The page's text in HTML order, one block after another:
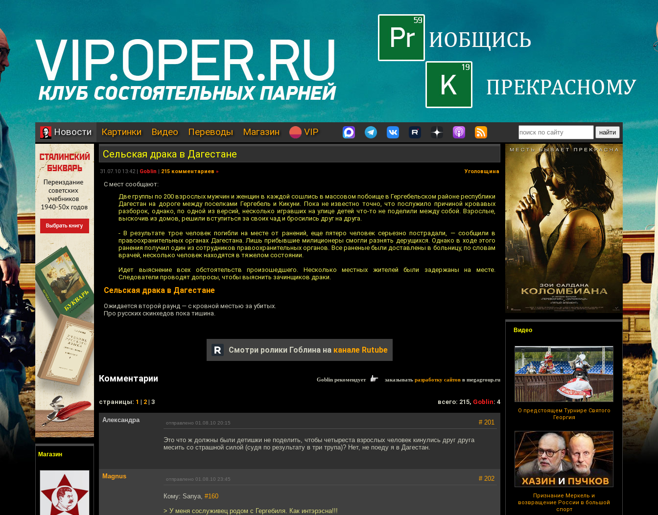
Новости Картинки Видео Переводы Магазин VIP
Магазин
Видео
О предстоящем Турнире Святого
Георгия
Признание Меркель и
возвращение России в большой
спорт
Сельская драка в Дагестане
31.07.10 13:42 | Goblin | 215 комментариев » Уголовщина
С мест сообщают:
Две группы по 200 взрослых мужчин и женщин в каждой сошлись в массовом побоище в Гергебельском районе республики
Дагестан на дороге между поселками Гергебель и Кикуни. Пока не известно точно, что послужило причиной кровавых
разборок, однако, по одной из версий, несколько игравших на улице детей что-то не поделили между собой. Взрослые,
выскочив из домов, решили вступиться за своих чад и бросились друг на друга.
- В результате трое человек погибли на месте от ранений, еще пятеро человек серьезно пострадали, — сообщили в
правоохранительных органах Дагестана. Лишь прибывшие милиционеры смогли разнять дерущихся. Однако в ходе этого
ранения получил один из сотрудников правоохранительных органов. Все раненые были доставлены в больницу, по словам
врачей, несколько человек находятся в тяжелом состоянии.
Идет выяснение всех обстоятельств произошедшего. Несколько местных жителей были задержаны на месте.
Следователи проводят допросы, чтобы выяснить зачинщиков драки.
Сельская драка в Дагестане
Ожидается второй раунд — с кровной местью за убитых.
Про русских скинхедов пока тишина.
Смотри ролики Гоблина на канале Rutube
Комментарии Goblin рекомендует заказывать разработку сайтов в megagroup.ru
cтраницы: 1 | 2 | 3 всего: 215, Goblin: 4
Александра отправлено 01.08.10 20:15 # 201
Это что ж должны были детишки не поделить, чтобы четыреста взрослых человек кинулись друг друга
месить со страшной силой (судя по результату в три трупа)? Нет, не поеду я в Дагестан.
Magnus отправлено 01.08.10 23:45 # 202
Кому: Sanya, #160
> У меня сослуживец родом с Гергебиля. Как интэрэсна!!!